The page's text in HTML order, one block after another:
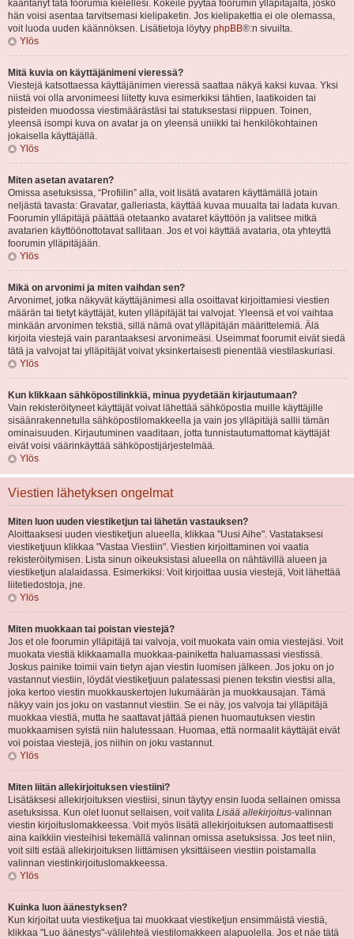
kääntänyt tätä foorumia kielellesi. Kokeile pyytää foorumin ylläpitäjältä, josko
hän voisi asentaa tarvitsemasi kielipaketin. Jos kielipakettia ei ole olemassa,
voit luoda uuden käännöksen. Lisätietoja löytyy phpBB®:n sivuilta.
Ylös
Mitä kuvia on käyttäjänimeni vieressä?
Viestejä katsottaessa käyttäjänimen vieressä saattaa näkyä kaksi kuvaa. Yksi
niistä voi olla arvonimeesi liitetty kuva esimerkiksi tähtien, laatikoiden tai
pisteiden muodossa viestimäärästäsi tai statuksestasi riippuen. Toinen,
yleensä isompi kuva on avatar ja on yleensä uniikki tai henkilökohtainen
jokaisella käyttäjällä.
Ylös
Miten asetan avataren?
Omissa asetuksissa, “Profiilin” alla, voit lisätä avataren käyttämällä jotain
neljästä tavasta: Gravatar, galleriasta, käyttää kuvaa muualta tai ladata kuvan.
Foorumin ylläpitäjä päättää otetaanko avataret käyttöön ja valitsee mitkä
avatarien käyttöönottotavat sallitaan. Jos et voi käyttää avataria, ota yhteyttä
foorumin ylläpitäjään.
Ylös
Mikä on arvonimi ja miten vaihdan sen?
Arvonimet, jotka näkyvät käyttäjänimesi alla osoittavat kirjoittamiesi viestien
määrän tai tietyt käyttäjät, kuten ylläpitäjät tai valvojat. Yleensä et voi vaihtaa
minkään arvonimen tekstiä, sillä nämä ovat ylläpitäjän määrittelemiä. Älä
kirjoita viestejä vain parantaaksesi arvonimeäsi. Useimmat foorumit eivät siedä
tätä ja valvojat tai ylläpitäjät voivat yksinkertaisesti pienentää viestilaskuriasi.
Ylös
Kun klikkaan sähköpostilinkkiä, minua pyydetään kirjautumaan?
Vain rekisteröityneet käyttäjät voivat lähettää sähköpostia muille käyttäjille
sisäänrakennetulla sähköpostilomakkeella ja vain jos ylläpitäjä sallii tämän
ominaisuuden. Kirjautuminen vaaditaan, jotta tunnistautumattomat käyttäjät
eivät voisi väärinkäyttää sähköpostijärjestelmää.
Ylös
Viestien lähetyksen ongelmat
Miten luon uuden viestiketjun tai lähetän vastauksen?
Aloittaaksesi uuden viestiketjun alueella, klikkaa "Uusi Aihe". Vastataksesi
viestiketjuun klikkaa "Vastaa Viestiin". Viestien kirjoittaminen voi vaatia
rekisteröitymisen. Lista sinun oikeuksistasi alueella on nähtävillä alueen ja
viestiketjun alalaidassa. Esimerkiksi: Voit kirjoittaa uusia viestejä, Voit lähettää
liitetiedostoja, jne.
Ylös
Miten muokkaan tai poistan viestejä?
Jos et ole foorumin ylläpitäjä tai valvoja, voit muokata vain omia viestejäsi. Voit
muokata viestiä klikkaamalla muokkaa-painiketta haluamassasi viestissä.
Joskus painike toimii vain tietyn ajan viestin luomisen jälkeen. Jos joku on jo
vastannut viestiin, löydät viestiketjuun palatessasi pienen tekstin viestisi alla,
joka kertoo viestin muokkauskertojen lukumäärän ja muokkausajan. Tämä
näkyy vain jos joku on vastannut viestiin. Se ei näy, jos valvoja tai ylläpitäjä
muokkaa viestiä, mutta he saattavat jättää pienen huomautuksen viestin
muokkaamisen syistä niin halutessaan. Huomaa, että normaalit käyttäjät eivät
voi poistaa viestejä, jos niihin on joku vastannut.
Ylös
Miten liitän allekirjoituksen viestiini?
Lisätäksesi allekirjoituksen viestiisi, sinun täytyy ensin luoda sellainen omissa
asetuksissa. Kun olet luonut sellaisen, voit valita Lisää allekirjoitus-valinnan
viestin kirjoituslomakkeessa. Voit myös lisätä allekirjoituksen automaattisesti
aina kaikkiin viesteihisi tekemällä valinnan omissa asetuksissa. Jos teet niin,
voit silti estää allekirjoituksen liittämisen yksittäiseen viestiin poistamalla
valinnan viestinkirjoituslomakkeessa.
Ylös
Kuinka luon äänestyksen?
Kun kirjoitat uuta viestiketjua tai muokkaat viestiketjun ensimmäistä viestiä,
klikkaa "Luo äänestys"-välilehteä viestilomakkeen alapuolella. Jos et näe tätä